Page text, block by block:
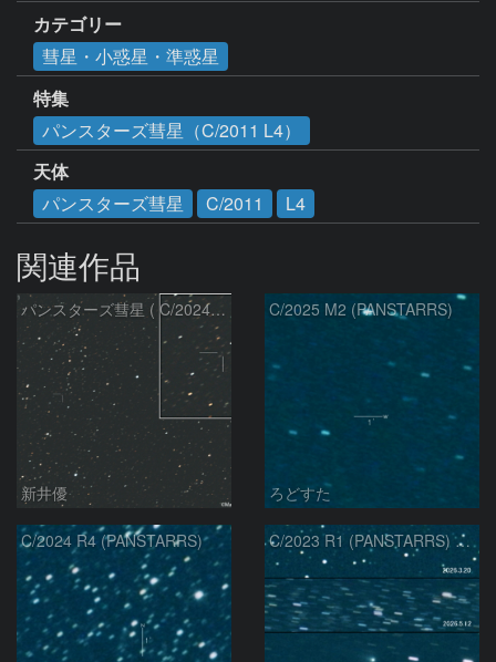
カテゴリー
彗星・小惑星・準惑星
特集
パンスターズ彗星（C/2011 L4）
天体
パンスターズ彗星
C/2011 L4
関連作品
パンスターズ彗星 ( C/2024R4 )：2026/07/27
新井優
C/2025 M2 (PANSTARRS)
ろどすた
C/2024 R4 (PANSTARRS) C/2023 R1 (PANSTARRS) の変化